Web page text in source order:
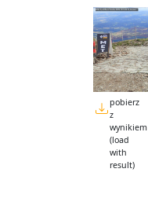
pobierz
z
wynikiem
(load
with
result)